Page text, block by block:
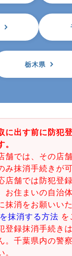
栃木県
に出す前に防犯
。
舗では、その店
み抹消手続きが可
店舗では防犯登
お住まいの自治
抹消をお願いい
抹消する方法 を
登録抹消手続き
。千葉県内の警
。